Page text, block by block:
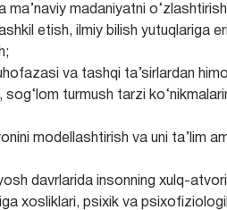
ma’naviy madaniyatni
etish, ilmiy bilish yutuqlariga
va tashqi ta’sirlardan
turmush tarzi
modellashtirish va uni ta’lim
davrlarida insonning xulq-
xosliklari, psixik va